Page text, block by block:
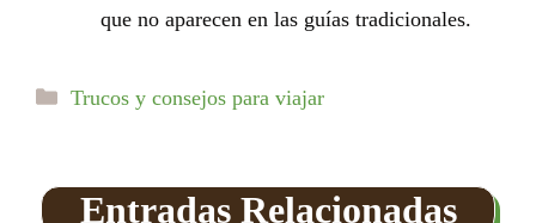
que no aparecen en las guías tradicionales.
Categorías
Trucos y consejos para viajar
Entradas Relacionadas